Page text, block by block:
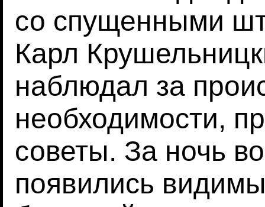
со спущенными
Карл
наблюдал за
необходимости,
советы. За ночь
появились